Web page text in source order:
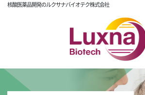
核酸医薬品開発のルクサナバイオテク株式会社